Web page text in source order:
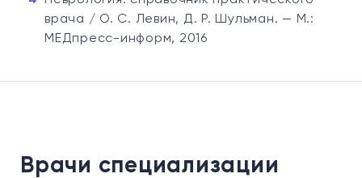
врача / О. С. Левин, Д. Р. Шульман. — М.:
МЕДпресс-информ, 2016
Врачи специализации